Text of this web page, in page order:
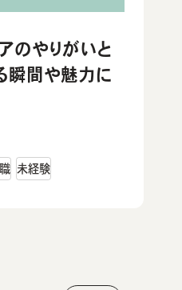
のやりがいと
瞬間や魅力に
未経験